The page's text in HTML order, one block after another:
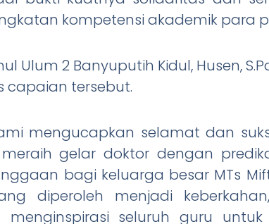
kompetensi akademik para
Ulum 2 Banyuputih Kidul, Husen,
tersebut.
mengucapkan selamat dan
gelar doktor dengan
bagi keluarga besar MTs
diperoleh menjadi
menginspirasi seluruh guru